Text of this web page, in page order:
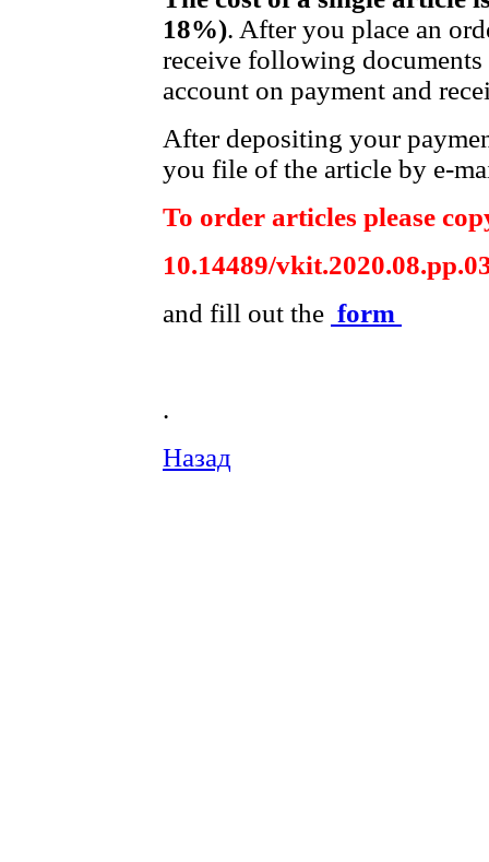
18%). After you place an
receive following
account on payment and
After depositing your
you file of the article by e-
To order articles please
10.14489/
and fill out the form
.
Назад